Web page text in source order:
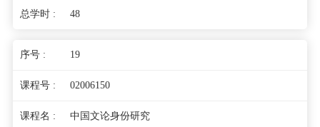
48
19
02006150
中国文论身份研究